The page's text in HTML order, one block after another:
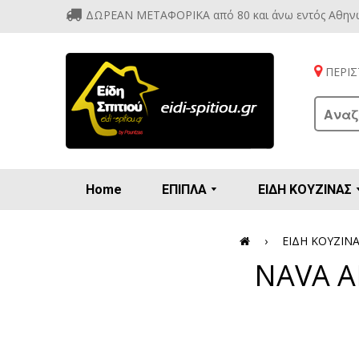
ΔΩΡΕΑΝ ΜΕΤΑΦΟΡΙΚΑ από 80 και άνω εντός
Home ΕΠΙΠΛΑ ΕΙΔΗ ΚΟΥΖΙΝΑΣ
› ΕΙΔΗ
NAVA